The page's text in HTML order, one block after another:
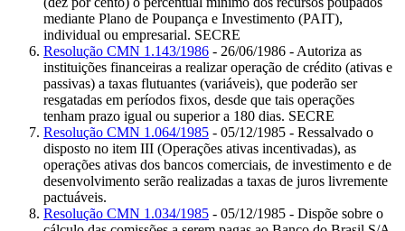
mediante Plano de Poupança e Investimento (PAIT),
individual ou empresarial. SECRE
Resolução CMN 1.143/1986 - 26/06/1986 - Autoriza as
instituições financeiras a realizar operação de crédito (ativas e
passivas) a taxas flutuantes (variáveis), que poderão ser
resgatadas em períodos fixos, desde que tais operações
tenham prazo igual ou superior a 180 dias. SECRE
Resolução CMN 1.064/1985 - 05/12/1985 - Ressalvado o
disposto no item III (Operações ativas incentivadas), as
operações ativas dos bancos comerciais, de investimento e de
desenvolvimento serão realizadas a taxas de juros livremente
pactuáveis.
Resolução CMN 1.034/1985 - 05/12/1985 - Dispõe sobre o